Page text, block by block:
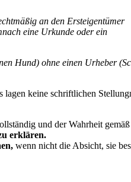
an den Ersteigentümer
eine Urkunde oder ein
Hund) ohne einen Urheber
keine schriftlichen
und der Wahrheit gemäß
erklären.
wenn nicht die Absicht, sie